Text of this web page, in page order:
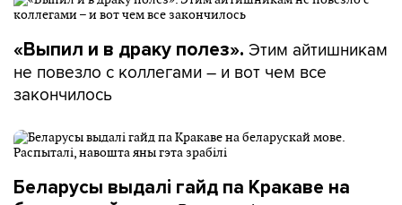
«Выпил и в драку полез». Этим айтишникам
не повезло с коллегами – и вот чем все
закончилось
Беларусы выдалі гайд па Кракаве на